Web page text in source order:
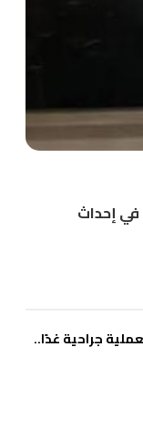
في إحداث
جراحية غدًا..